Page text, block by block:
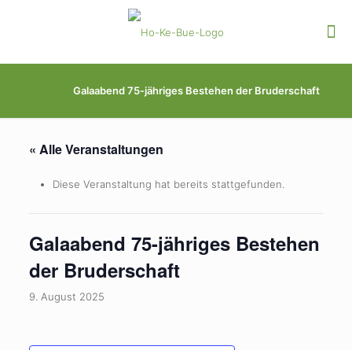
Galaabend 75-jähriges Bestehen der Bruderschaft
« Alle Veranstaltungen
Diese Veranstaltung hat bereits stattgefunden.
Galaabend 75-jähriges Bestehen
der Bruderschaft
9. August 2025